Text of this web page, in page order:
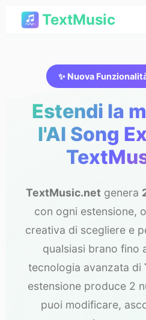
TextMusic
✨ Nuova
Estendi la
l'AI Song
TextMusic.net genera
con ogni estensione,
creativa di scegliere e
qualsiasi brano fino
tecnologia avanzata di
estensione produce 2
puoi modificare,